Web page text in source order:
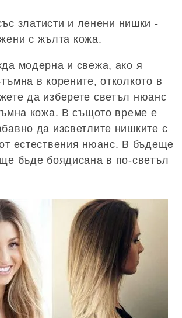
златисти и ленени нишки -
с жълта кожа.
модерна и свежа, ако я
в корените, отколкото в
да изберете светъл нюанс
кожа. В същото време е
да изсветлите нишките с
естествения нюанс. В бъдеще
бъде боядисана в по-светъл